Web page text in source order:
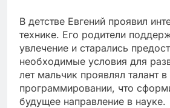
В детстве Евгений проявил
технике. Его родители
увлечение и старались
необходимые условия для
лет мальчик проявлял талант
программировании, что
будущее направление в науке.